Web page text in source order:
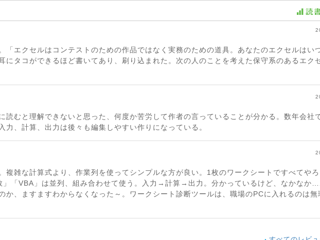
「エクセルはコンテストのための作品ではなく実務のための道具。あなたのエクセルはい
にタコができるほど書いてあり、刷り込まれた。次の人のことを考えた保守系のあるエク
読むと理解できないと思った、何度か苦労して作者の言っていることが分かる。数年会社
力、計算、出力は後々も編集しやすい作りになっている。
雑な計算式より、作業列を使ってシンプルな方が良い。1枚のワークシートですべてやろ
」「VBA」は並列、組み合わせて使う。入力→計算→出力。分かっているけど、なかなか
か、ますますわからなくなった～。ワークシート診断ツールは、職場のPCに入れるのは無